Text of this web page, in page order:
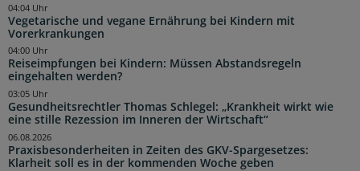
Vegetarische und vegane Ernährung bei Kindern mit
Vorerkrankungen
04:04 Uhr
Reiseimpfungen bei Kindern: Müssen Abstandsregeln
eingehalten werden?
04:00 Uhr
Gesundheitsrechtler Thomas Schlegel: „Krankheit wirkt wie
eine stille Rezession im Inneren der Wirtschaft“
03:05 Uhr
Praxisbesonderheiten in Zeiten des GKV-Spargesetzes:
Klarheit soll es in der kommenden Woche geben
06.08.2026